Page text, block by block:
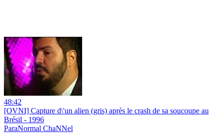
48:42
[OVNI] Capture d\'un alien (gris) après le crash de sa soucoupe au
Brésil - 1996
ParaNormal ChaNNel